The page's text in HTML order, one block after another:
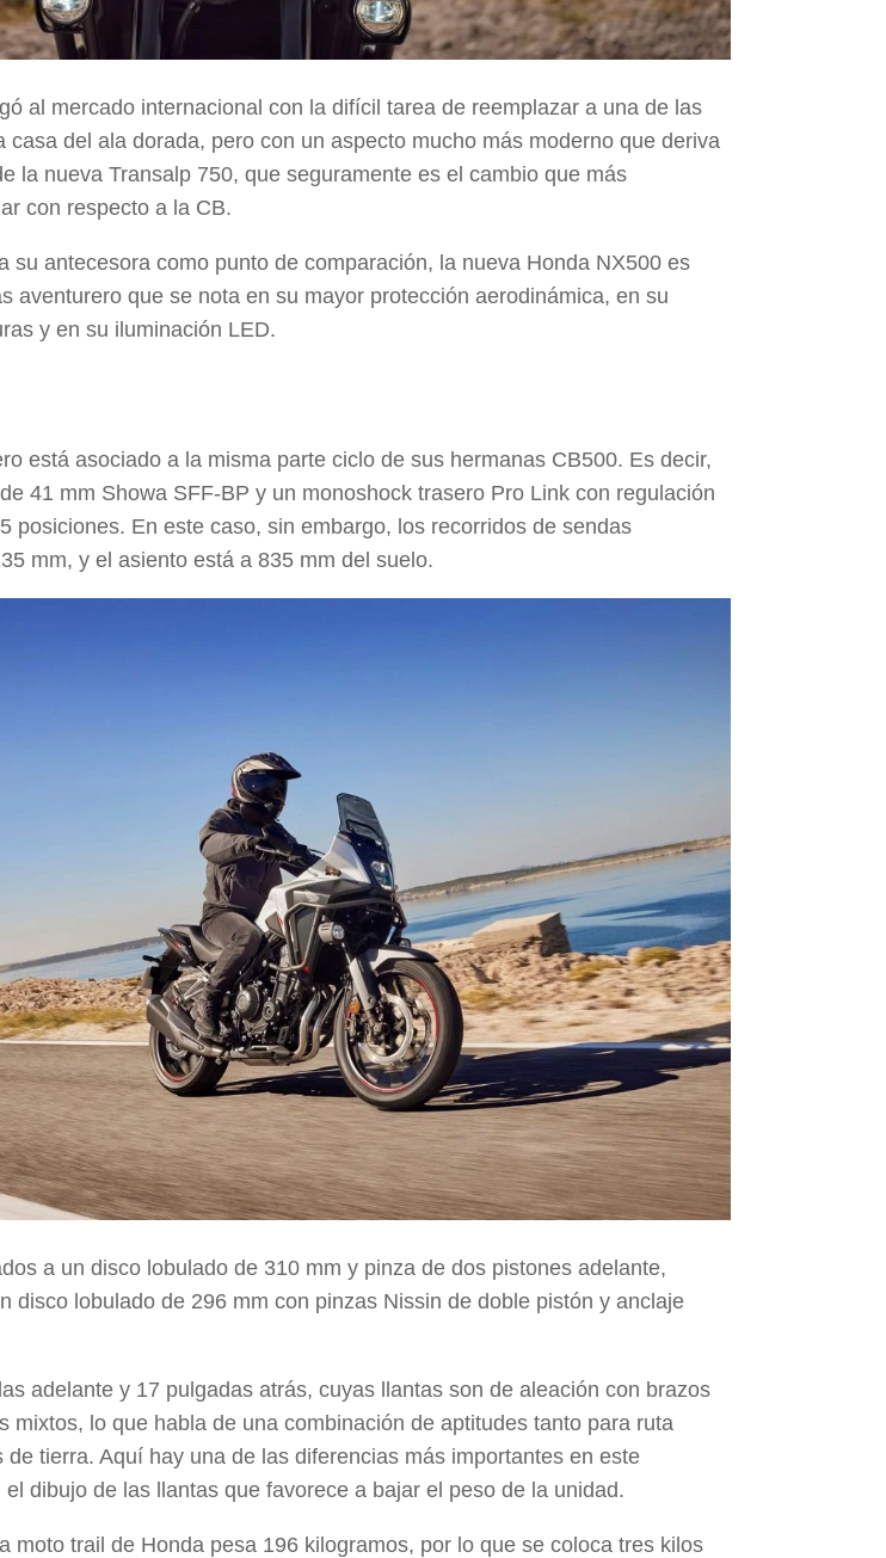
al mercado internacional con la difícil tarea de reemplazar a una de las
casa del ala dorada, pero con un aspecto mucho más moderno que deriva
la nueva Transalp 750, que seguramente es el cambio que más
con respecto a la CB.
su antecesora como punto de comparación, la nueva Honda NX500 es
aventurero que se nota en su mayor protección aerodinámica, en su
y en su iluminación LED.
está asociado a la misma parte ciclo de sus hermanas CB500. Es decir,
41 mm Showa SFF-BP y un monoshock trasero Pro Link con regulación
posiciones. En este caso, sin embargo, los recorridos de sendas
mm, y el asiento está a 835 mm del suelo.
a un disco lobulado de 310 mm y pinza de dos pistones adelante,
disco lobulado de 296 mm con pinzas Nissin de doble pistón y anclaje
adelante y 17 pulgadas atrás, cuyas llantas son de aleación con brazos
mixtos, lo que habla de una combinación de aptitudes tanto para ruta
tierra. Aquí hay una de las diferencias más importantes en este
dibujo de las llantas que favorece a bajar el peso de la unidad.
moto trail de Honda pesa 196 kilogramos, por lo que se coloca tres kilos